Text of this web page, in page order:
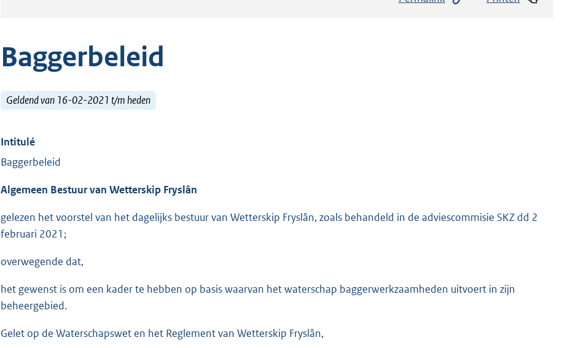
Baggerbeleid
Geldend van 16-02-2021 t/m heden
Intitulé
Baggerbeleid
Algemeen Bestuur van Wetterskip Fryslân
gelezen het voorstel van het dagelijks bestuur van Wetterskip Fryslân, zoals behandeld in de adviescommisie SKZ dd 2
februari 2021;
overwegende dat,
het gewenst is om een kader te hebben op basis waarvan het waterschap baggerwerkzaamheden uitvoert in zijn
beheergebied.
Gelet op de Waterschapswet en het Reglement van Wetterskip Fryslân,